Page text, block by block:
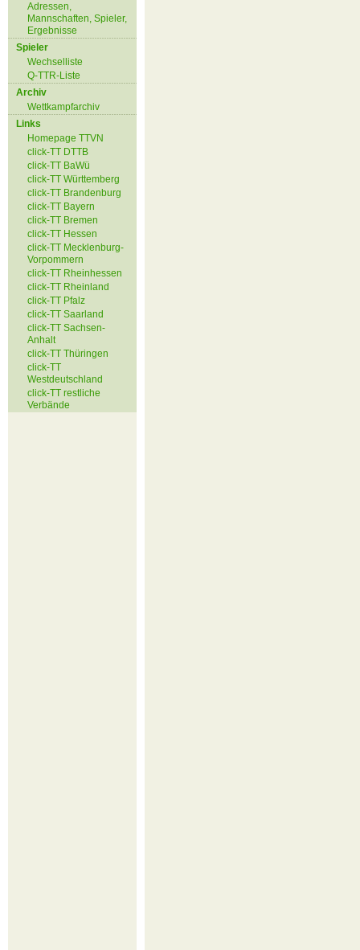
Adressen,
Mannschaften, Spieler,
Ergebnisse
Spieler
Wechselliste
Q-TTR-Liste
Archiv
Wettkampfarchiv
Links
Homepage TTVN
click-TT DTTB
click-TT BaWü
click-TT Württemberg
click-TT Brandenburg
click-TT Bayern
click-TT Bremen
click-TT Hessen
click-TT Mecklenburg-
Vorpommern
click-TT Rheinhessen
click-TT Rheinland
click-TT Pfalz
click-TT Saarland
click-TT Sachsen-
Anhalt
click-TT Thüringen
click-TT
Westdeutschland
click-TT restliche
Verbände